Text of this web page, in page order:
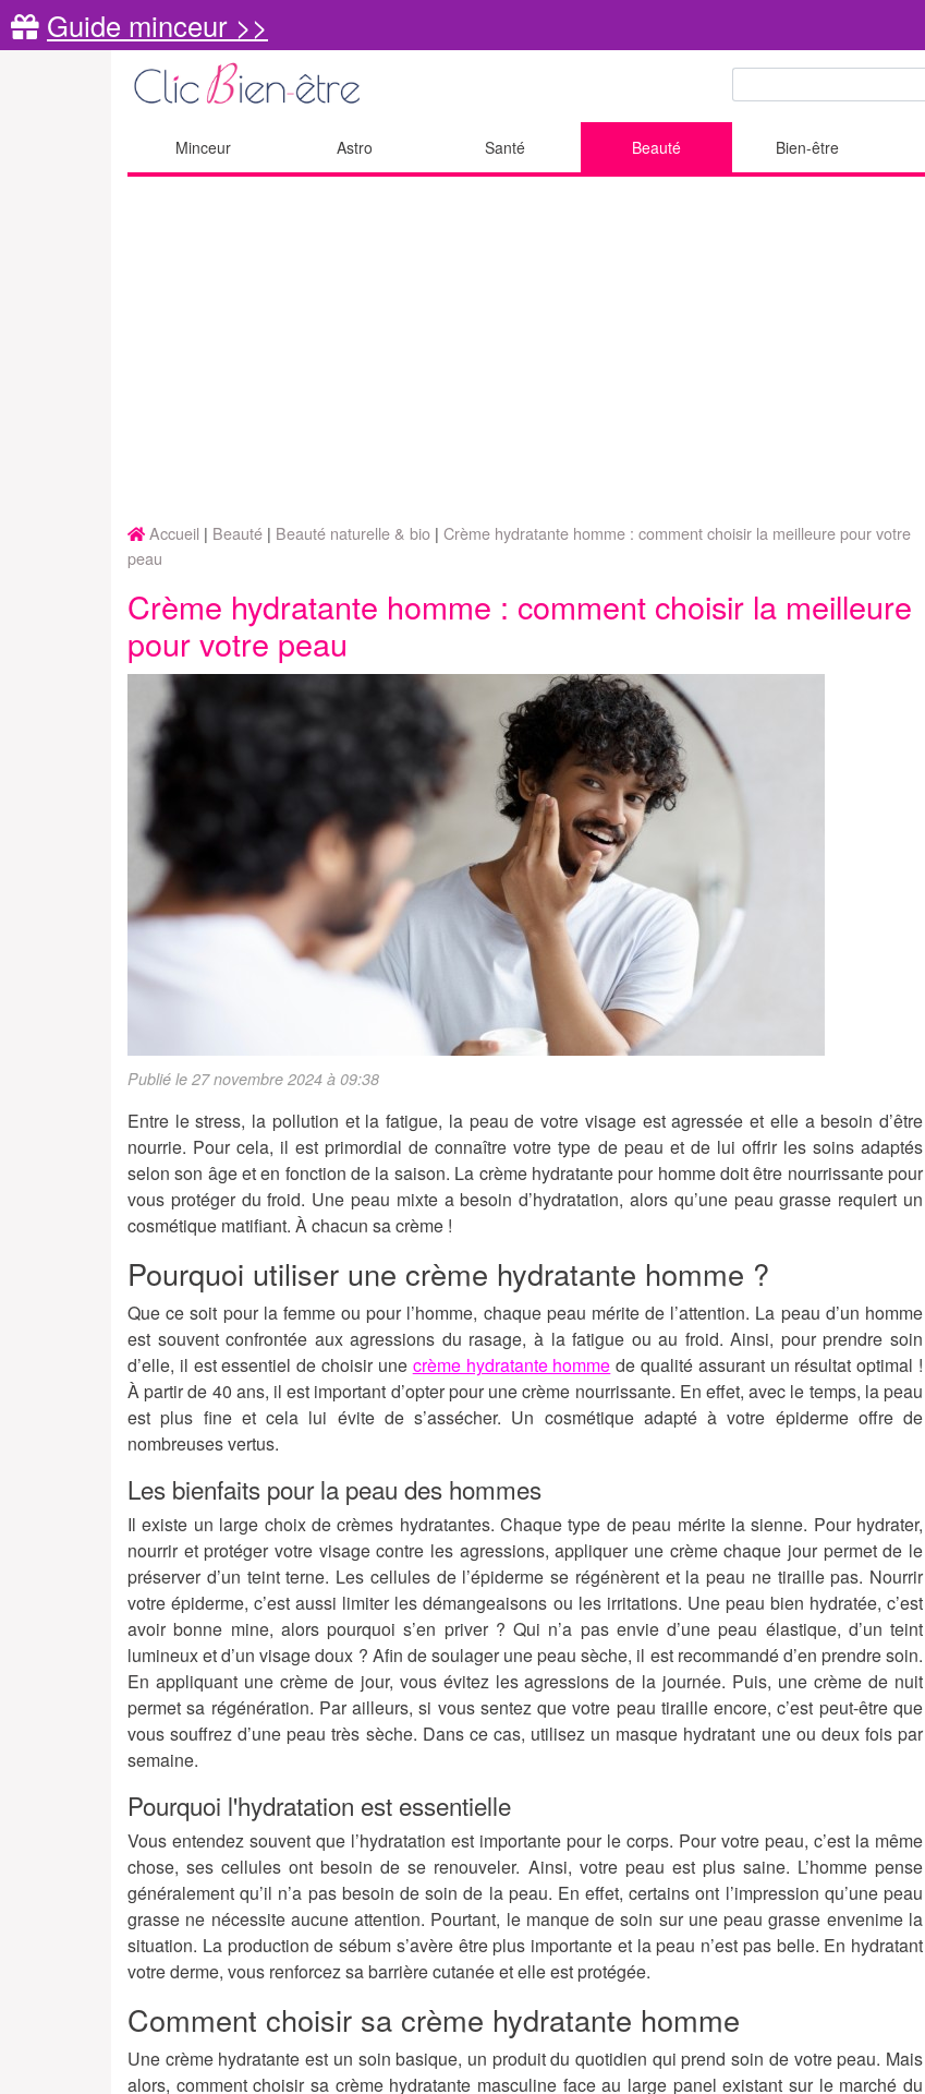
Guide minceur >>
Minceur Astro Santé Beauté Bien-être
Accueil Beauté Beauté naturelle & bio Crème hydratante homme : comment choisir la meilleure pour votre
peau
Crème hydratante homme : comment choisir la meilleure
pour votre peau
Publié le 27 novembre 2024 à 09:38
Entre le stress, la pollution et la fatigue, la peau de votre visage est agressée et elle a besoin d’être
nourrie. Pour cela, il est primordial de connaître votre type de peau et de lui offrir les soins adaptés
selon son âge et en fonction de la saison. La crème hydratante pour homme doit être nourrissante pour
vous protéger du froid. Une peau mixte a besoin d’hydratation, alors qu’une peau grasse requiert un
cosmétique matifiant. À chacun sa crème !
Pourquoi utiliser une crème hydratante homme ?
Que ce soit pour la femme ou pour l’homme, chaque peau mérite de l’attention. La peau d’un homme
est souvent confrontée aux agressions du rasage, à la fatigue ou au froid. Ainsi, pour prendre soin
d’elle, il est essentiel de choisir une crème hydratante homme de qualité assurant un résultat optimal !
À partir de 40 ans, il est important d’opter pour une crème nourrissante. En effet, avec le temps, la peau
est plus fine et cela lui évite de s’assécher. Un cosmétique adapté à votre épiderme offre de
nombreuses vertus.
Les bienfaits pour la peau des hommes
Il existe un large choix de crèmes hydratantes. Chaque type de peau mérite la sienne. Pour hydrater,
nourrir et protéger votre visage contre les agressions, appliquer une crème chaque jour permet de le
préserver d’un teint terne. Les cellules de l’épiderme se régénèrent et la peau ne tiraille pas. Nourrir
votreépiderme, c’est aussi limiter les démangeaisons ou les irritations. Une peau bien hydratée, c’est
avoir bonne mine, alors pourquoi s’en priver ? Qui n’a pas envie d’une peau élastique, d’un teint
lumineux et d’un visage doux ? Afin de soulager une peau sèche, il est recommandé d’en prendre soin.
En appliquant une crème de jour, vous évitez les agressions de la journée. Puis, une crème de nuit
permet sa régénération. Par ailleurs, si vous sentez que votre peau tiraille encore, c’est peut-être que
vous souffrez d’une peau très sèche. Dans ce cas, utilisez un masque hydratant une ou deux fois par
semaine.
Pourquoi l'hydratation est essentielle
Vous entendez souvent que l’hydratation est importante pour le corps. Pour votre peau, c’est la même
chose, ses cellules ont besoin de se renouveler. Ainsi, votre peau est plus saine. L’homme pense
généralement qu’il n’a pas besoin desoin de la peau. En effet, certains ont l’impression qu’une peau
grasse ne nécessite aucune attention. Pourtant, le manque de soin sur une peau grasse envenime la
situation. La production de sébum s’avère être plus importante et la peau n’est pas belle. En hydratant
votre derme, vous renforcez sa barrière cutanée et elle est protégée.
Comment choisir sa crème hydratante homme
Une crème hydratante est un soin basique, un produit du quotidien qui prend soin de votre peau. Mais
alors, commentchoisir sa crème hydratante masculine face au large panel existant sur le marché du